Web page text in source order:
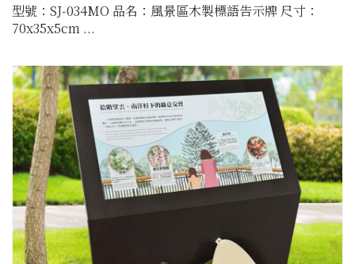
型號：SJ-034MO 品名：風景區木製標語告示牌 尺寸：
70x35x5cm ...